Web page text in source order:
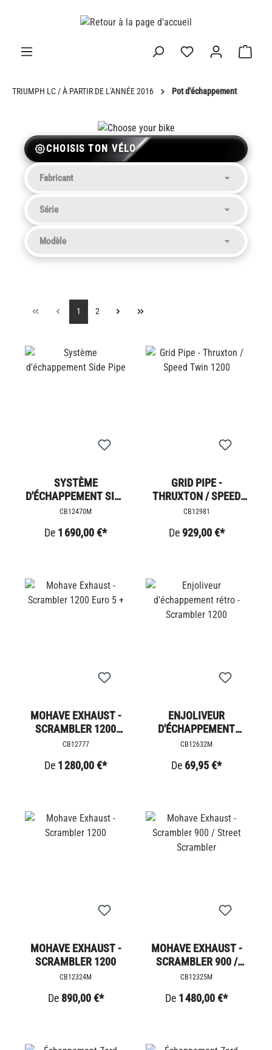
TRIUMPH LC / À PARTIR DE L'ANNÉE 2016 Pot d'échappement
CHOISIS TON VÉLO
1 2
SYSTÈME
D'ÉCHAPPEMENT SIDE
PIPE
CB12470M
De 1 690,00 €*
GRID PIPE -
THRUXTON / SPEED
TWIN 1200
CB12981
De 929,00 €*
MOHAVE EXHAUST -
SCRAMBLER 1200
EURO 5 +
CB12777
De 1 280,00 €*
ENJOLIVEUR
D'ÉCHAPPEMENT
RÉTRO - SCRAMBLER
CB12632M
De 69,95 €*
MOHAVE EXHAUST -
SCRAMBLER 1200
CB12324M
De 890,00 €*
MOHAVE EXHAUST -
SCRAMBLER 900 /
STREET SCRAMBLER
CB12325M
De 1 480,00 €*